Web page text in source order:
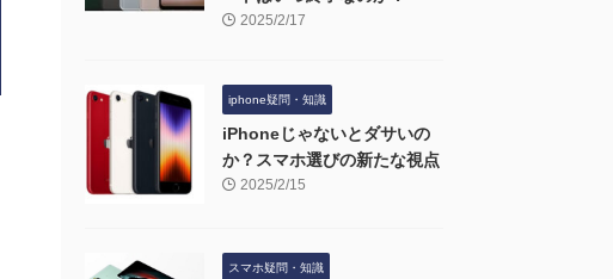
2025/2/17
iphone疑問・知識
iPhoneじゃないとダサいの
か？スマホ選びの新たな視点
2025/2/15
スマホ疑問・知識